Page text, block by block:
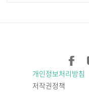
개인정보처리방침
저작권정책